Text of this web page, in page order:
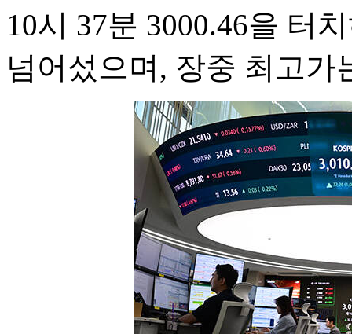
10시 37분 3000.46을 터
넘어섰으며, 장중 최고가